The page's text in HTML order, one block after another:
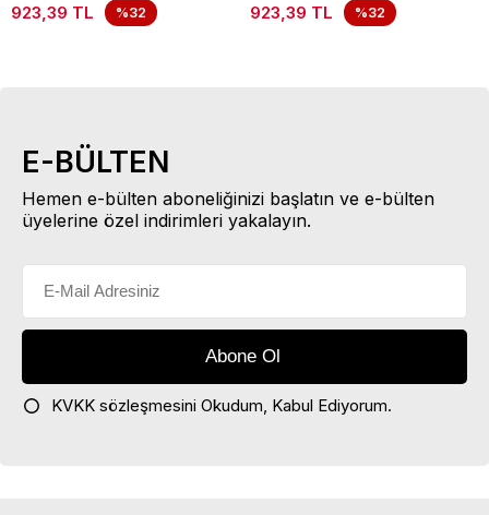
923,39 TL %32 923,39 TL %32
E-BÜLTEN
Hemen e-bülten aboneliğinizi başlatın ve e-bülten
üyelerine özel indirimleri yakalayın.
KVKK sözleşmesini Okudum, Kabul Ediyorum.